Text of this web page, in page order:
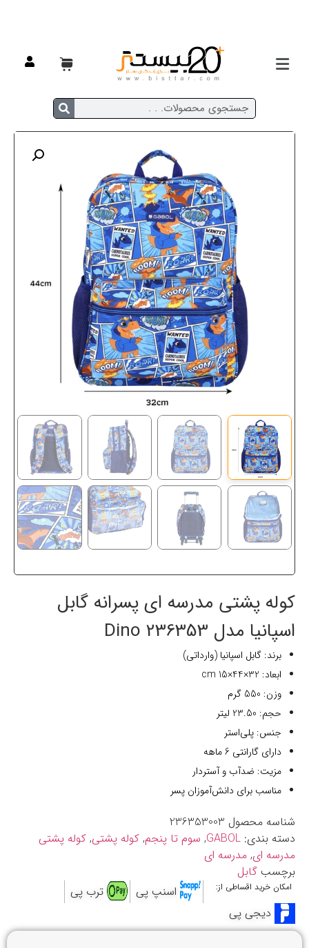
کوله پشتی مدرسه ای پسرانه گابل
اسپانیا مدل 236353 Dino
برند: گابل اسپانیا (وارداتی)
ابعاد: 32×44×15 cm
وزن: 550 گرم
حجم: 23.50 لیتر
جنس: پلی‌استر
دارای گارانتی 6 ماهه
مزیت: ضدآب و آستردار
مناسب برای دانش‌آموزان پسر
شناسه محصول 236353003
دسته بندی: GABOL
, سوم تا پنجم, کوله پشتی, کوله پشتی
مدرسه ای, مدرسه ای
برچسب گابل
امکان خرید اقساطی از: اسنپ پی
ترب پی
دیجی پی